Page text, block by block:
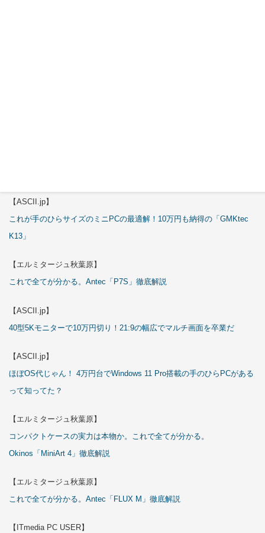
【ASCII.jp】
これが手のひらサイズのミニPCの最適解！10万円も納得の「GMKtec
K13」
【エルミタージュ秋葉原】
これで全てが分かる。Antec「P7S」徹底解説
【ASCII.jp】
40型5Kモニターで10万円切り！21:9の幅広でマルチ画面を卒業だ
【ASCII.jp】
ほぼOS代じゃん！ 4万円台でWindows 11 Pro搭載の手のひらPCがある
って知ってた？
【エルミタージュ秋葉原】
コンパクトケースの実力は本物か。これで全てが分かる。
Okinos「MiniArt 4」徹底解説
【エルミタージュ秋葉原】
これで全てが分かる。Antec「FLUX M」徹底解説
【ITmedia PC USER】